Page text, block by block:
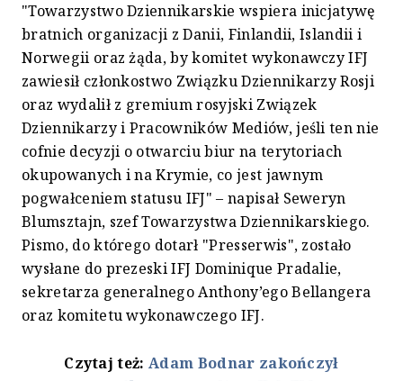
"Towarzystwo Dziennikarskie wspiera inicjatywę
bratnich organizacji z Danii, Finlandii, Islandii i
Norwegii oraz żąda, by komitet wykonawczy IFJ
zawiesił członkostwo Związku Dziennikarzy Rosji
oraz wydalił z gremium rosyjski Związek
Dziennikarzy i Pracowników Mediów, jeśli ten nie
cofnie decyzji o otwarciu biur na terytoriach
okupowanych i na Krymie, co jest jawnym
pogwałceniem statusu IFJ" – napisał Seweryn
Blumsztajn, szef Towarzystwa Dziennikarskiego.
Pismo, do którego dotarł "Presserwis", zostało
wysłane do prezeski IFJ Dominique Pradalie,
sekretarza generalnego Anthony’ego Bellangera
oraz komitetu wykonawczego IFJ.
Czytaj też:Adam Bodnar zakończył